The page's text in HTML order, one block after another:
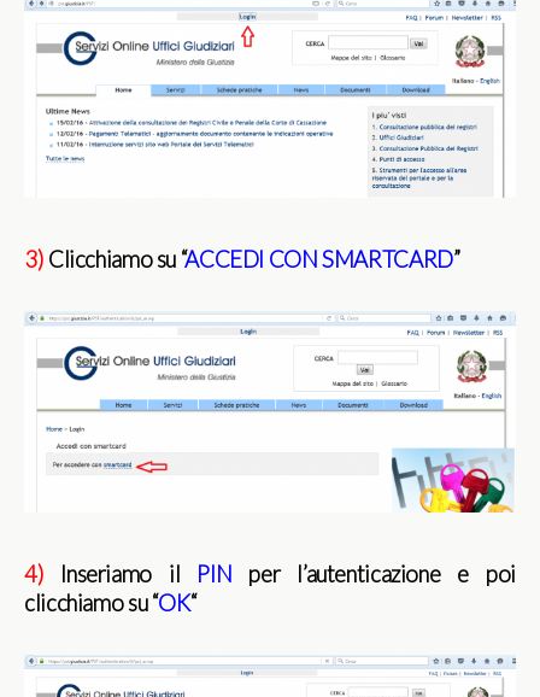
3) Clicchiamo su “ACCEDI CON SMARTCARD”
4) Inseriamo il PIN per l’autenticazione e poi
clicchiamo su “OK“